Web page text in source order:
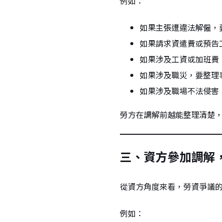
如果主張遭違法解僱
如果請求資遣費或預
如果涉及工資或加班
如果涉及職災，要整
如果涉及職場不法侵
勞方在調解前越能整理清楚
三、資方參加調解
從資方角度來看，勞資爭議
例如：